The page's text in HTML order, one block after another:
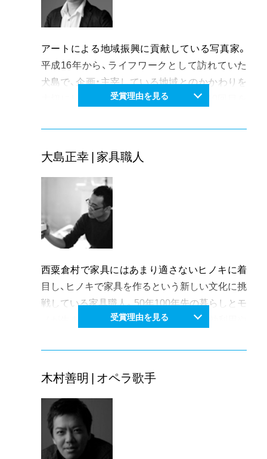
アートによる地域振興に貢献している写真家。
平成16年から、ライフワークとして訪れていた
犬島で、企画・主宰している地域とのかかわりを
大切にした「犬島時間」の取り組みは、10回目を
なり、その手腕が高く評価されている。
受賞理由を見る
大島正幸 | 家具職人
西粟倉村で家具にはあまり適さないヒノキに着
目し、ヒノキで家具を作るという新しい文化に挑
戦している家具職人。50年100年先の暮らしとモ
ノが生まれる場所を考え、森林資源の有効利用や
姿勢が高く評価されている。
受賞理由を見る
木村善明 | オペラ歌手